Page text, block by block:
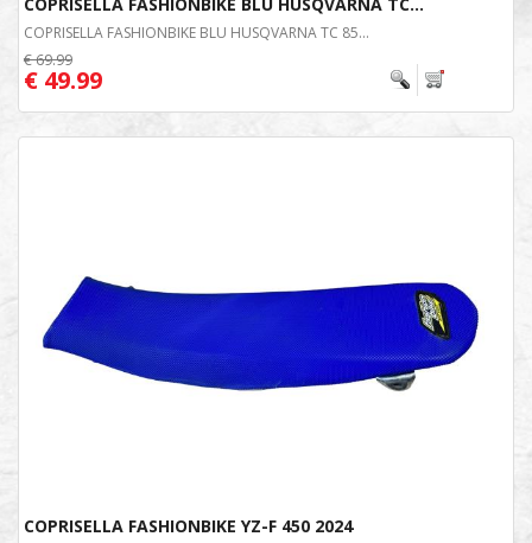
COPRISELLA FASHIONBIKE BLU HUSQVARNA TC 85...
€ 69.99
€ 49.99
COPRISELLA FASHIONBIKE YZ-F 450 2024